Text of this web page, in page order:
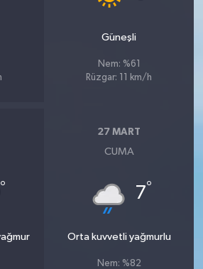
Güneşli
Nem: %61
Rüzgar: 11 km/h
°
27 MART
CUMA
7°
Orta kuvvetli yağmurlu
Nem: %82